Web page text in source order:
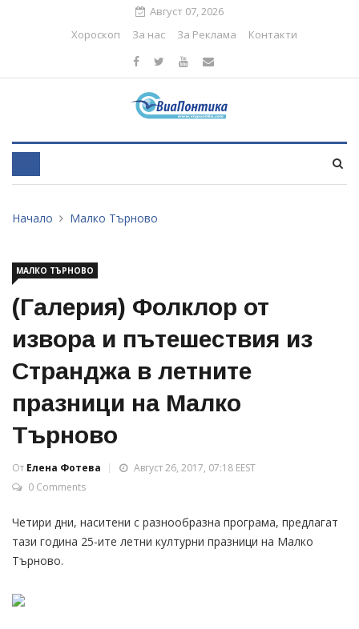
Август 07, 2026
Хороскоп
За нас За Реклама Контакти
Начало Малко Търново
МАЛКО ТЪРНОВО
(Галерия) Фолклор от
извора и пътешествия из
Странджа в летните
празници на Малко
Търново
От Елена Фотева
Август 26, 2017, 07:18 EEST
0 Comments
Четири дни, наситени с разнообразна програма, предлагат
тази година 25-ите летни културни празници на Малко
Търново.